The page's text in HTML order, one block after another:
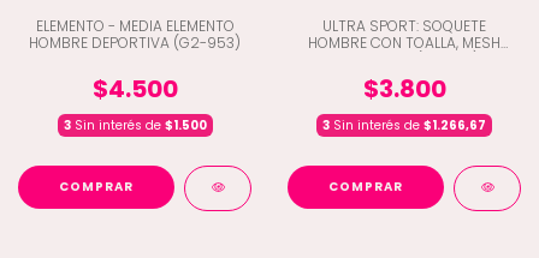
ELEMENTO - MEDIA ELEMENTO
HOMBRE DEPORTIVA (G2-953)
$4.500
3Sin interés de $1.500
COMPRAR
ULTRA SPORT: SOQUETE
HOMBRE CON TOALLA, MESH
$3.800
3 Sin interés de $1.266,67
COMPRAR